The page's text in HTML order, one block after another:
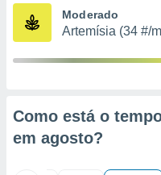
estudos
1199
Moderado
Artemísia (34 #/
Como está o
em agosto?